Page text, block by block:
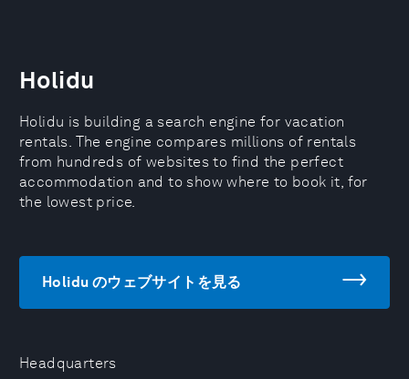
Headquarters
Holidu
Holidu is building a search engine for vacation
rentals. The engine compares millions of rentals
from hundreds of websites to find the perfect
accommodation and to show where to book it, for
the lowest price.
Holidu のウェブサイトを見る